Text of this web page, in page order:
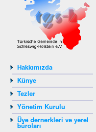
Hakkımızda
Künye
Tezler
Yönetim Kurulu
Üye dernerkleri ve yerel
büroları